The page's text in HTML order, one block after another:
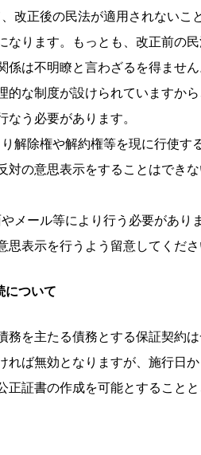
改正後の民法が適用されないこ
なります。もっとも、改正前の
係は不明瞭と言わざるを得ませ
的な制度が設けられていますか
なう必要があります。
解除権や解約権等を現に行使す
対の意思表示をすることはでき
メール等により行う必要があり
思表示を行うよう留意してくださ
について
務を主たる債務とする保証契約
れば無効となりますが、施行日
正証書の作成を可能とすること